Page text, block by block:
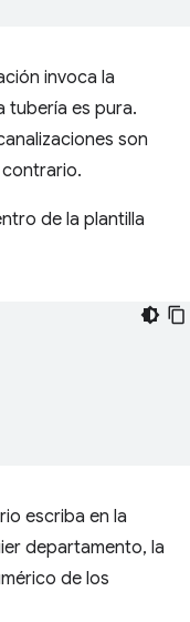
invoca la
tubería es pura.
son
de la plantilla
escriba en la
departamento, la
de los